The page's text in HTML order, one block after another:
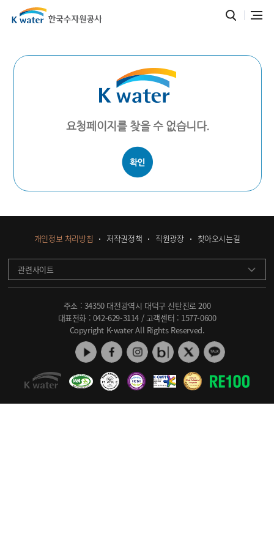
요청페이지를 찾을 수 없습니다.
개인정보 처리방침 저작권정책 직원광장 찾아오시는길
관련사이트
주소 : 34350 대전광역시 대덕구 신탄진로 200
대표전화 : 042-629-3114 / 고객센터 : 1577-0600
Copyright K-water All Rights Reserved.